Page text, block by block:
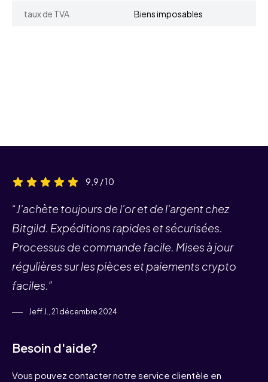
taux de TVA Biens imposables
9,9 / 10
“J'achète toujours de l'or et de l'argent chez
Bitgild. Expéditions rapides et sécurisées.
Processus de commande facile. Mises à jour
régulières sur les pièces et paiements crypto
faciles.”
Jeff J., 21 décembre 2024
Besoin d'aide?
Vous pouvez contacter notre service clientèle en